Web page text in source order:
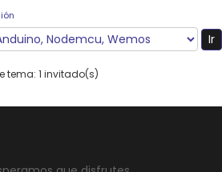
tema: 1 invitado(s)